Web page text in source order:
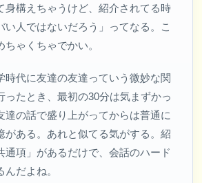
身構えちゃうけど、紹介されてる時
い人ではないだろう」ってなる。こ
ゃくちゃでかい。
時代に友達の友達っていう微妙な関
ったとき、最初の30分は気まずかっ
達の話で盛り上がってからは普通に
がある。あれと似てる気がする。紹
通項」があるだけで、会話のハード
だよね。